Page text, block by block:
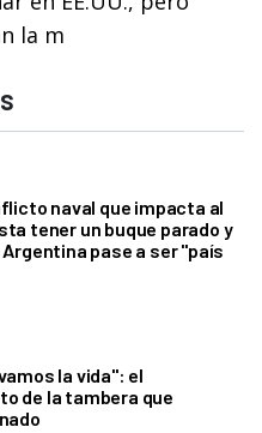
la m
naval que impacta al
tener un buque parado y
pase a ser "país
la vida": el
de la tambera que